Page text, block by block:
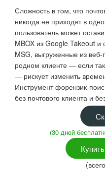
Сложность в том, что
никогда не приходят в
пользователь может
MBOX из Google Takeout
MSG, выгруженные из
родном клиенте — если
— рискует изменить
Инструмент форензик-
без почтового клиента и
(30 дней